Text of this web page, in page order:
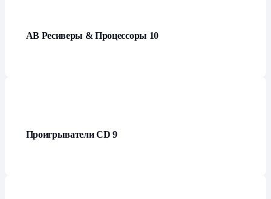
АВ Ресиверы & Процессоры 10
Проигрыватели СD9